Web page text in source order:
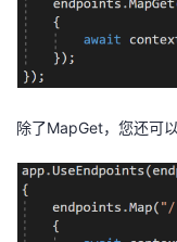
除了MapGet，您还可